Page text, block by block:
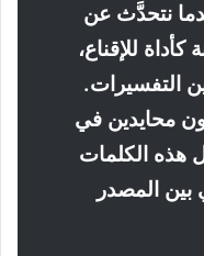
نتحدَّث عن
للإقناع،
التفسيرات.
محايدين في
هذه الكلمات
بين المصدر